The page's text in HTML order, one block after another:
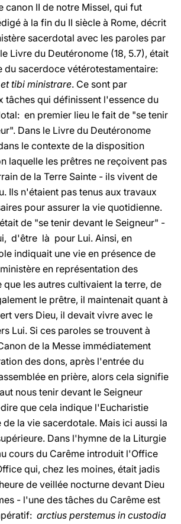
canon II de notre Missel, qui fut
à la fin du II siècle à Rome, décrit
sacerdotal avec les paroles par
Livre du Deutéronome (18, 5.7), était
du sacerdoce vétérotestamentaire:
tibi ministrare. Ce sont par
tâches qui définissent l'essence du
en premier lieu le fait de "se tenir
Dans le Livre du Deutéronome
le contexte de la disposition
laquelle les prêtres ne reçoivent pas
de la Terre Sainte - ils vivent de
Ils n'étaient pas tenus aux travaux
pour assurer la vie quotidienne.
de "se tenir devant le Seigneur" -
d'être là pour Lui. Ainsi, en
indiquait une vie en présence de
en représentation des
que les autres cultivaient la terre, de
le prêtre, il maintenait quant à
vers Dieu, il devait vivre avec le
Lui. Si ces paroles se trouvent à
de la Messe immédiatement
des dons, après l'entrée du
en prière, alors cela signifie
nous tenir devant le Seigneur
que cela indique l'Eucharistie
la vie sacerdotale. Mais ici aussi la
Dans l'hymne de la Liturgie
cours du Carême introduit l'Office
qui, chez les moines, était jadis
de veillée nocturne devant Dieu
- l'une des tâches du Carême est
arctius perstemus in custodia